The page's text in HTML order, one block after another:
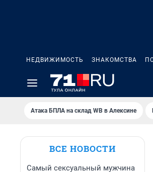
НЕДВИЖИМОСТЬ ЗНАКОМСТВА
Атака БПЛА на склад WB в Алексине
ВСЕ НОВОСТИ
Самый сексуальный мужчина